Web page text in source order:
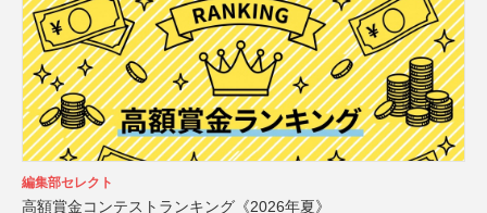
編集部セレクト
高額賞金コンテストランキング《2026年夏》